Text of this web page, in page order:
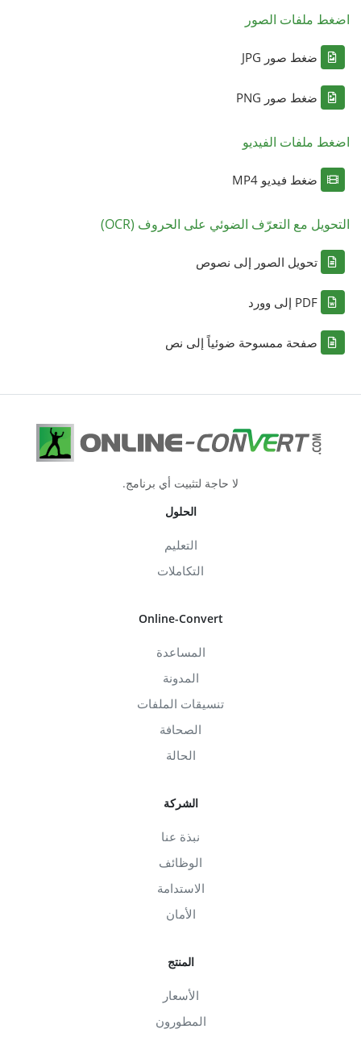
اضغط ملفات الصور
ضغط صور JPG
ضغط صور PNG
اضغط ملفات الفيديو
ضغط فيديو MP4
التحويل مع التعرّف الضوئي على الحروف (OCR)
تحويل الصور إلى نصوص
PDF إلى وورد
صفحة ممسوحة ضوئياً إلى نص
لا حاجة لتثبيت أي برنامج.
الحلول
التعليم
التكاملات
Online-Convert
المساعدة
المدونة
تنسيقات الملفات
الصحافة
الحالة
الشركة
نبذة عنا
الوظائف
الاستدامة
الأمان
المنتج
الأسعار
المطورون